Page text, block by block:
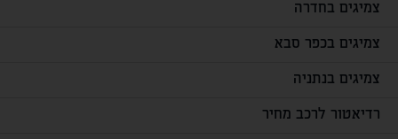
צמיגים בחדרה
צמיגים בכפר סבא
צמיגים בנתניה
רדיאטור לרכב מחיר